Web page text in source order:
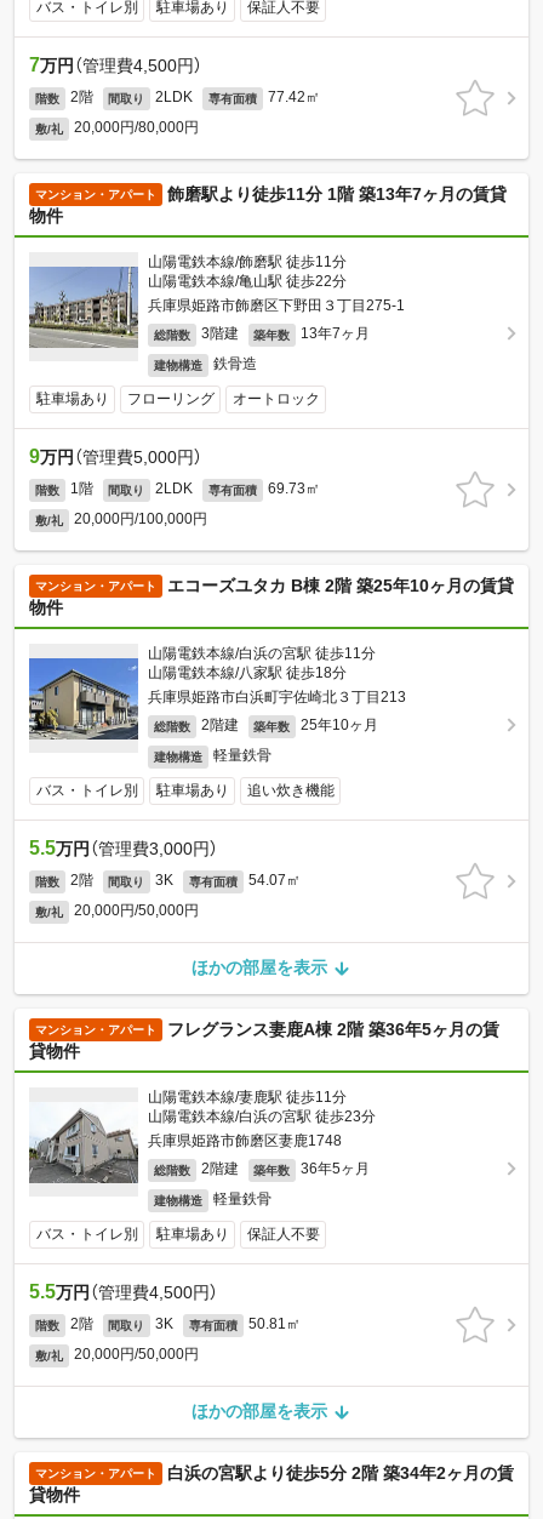
バス・トイレ別 駐車場あり 保証人不要
7万円 （管理費4,500円）
階数 2階 間取り 2LDK 専有面積 77.42㎡
敷/礼 20,000円/80,000円
マンション・アパート
飾磨駅より徒歩11分 1階 築13年7ヶ月の賃貸
物件
山陽電鉄本線/飾磨駅 徒歩11分
山陽電鉄本線/亀山駅 徒歩22分
兵庫県姫路市飾磨区下野田３丁目275-1
総階数 3階建 築年数 13年7ヶ月
建物構造 鉄骨造
駐車場あり フローリング オートロック
9万円 （管理費5,000円）
階数 1階 間取り 2LDK 専有面積 69.73㎡
敷/礼 20,000円/100,000円
マンション・アパート
エコーズユタカ B棟 2階 築25年10ヶ月の賃貸
物件
山陽電鉄本線/白浜の宮駅 徒歩11分
山陽電鉄本線/八家駅 徒歩18分
兵庫県姫路市白浜町宇佐崎北３丁目213
総階数 2階建 築年数 25年10ヶ月
建物構造 軽量鉄骨
バス・トイレ別 駐車場あり 追い炊き機能
5.5万円 （管理費3,000円）
階数 2階 間取り 3K 専有面積 54.07㎡
敷/礼 20,000円/50,000円
ほかの部屋を表示
マンション・アパート
フレグランス妻鹿A棟 2階 築36年5ヶ月の賃
貸物件
山陽電鉄本線/妻鹿駅 徒歩11分
山陽電鉄本線/白浜の宮駅 徒歩23分
兵庫県姫路市飾磨区妻鹿1748
総階数 2階建 築年数 36年5ヶ月
建物構造 軽量鉄骨
バス・トイレ別 駐車場あり 保証人不要
5.5万円 （管理費4,500円）
階数 2階 間取り 3K 専有面積 50.81㎡
敷/礼 20,000円/50,000円
ほかの部屋を表示
マンション・アパート
白浜の宮駅より徒歩5分 2階 築34年2ヶ月の賃
貸物件